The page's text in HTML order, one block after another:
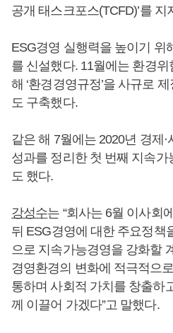
공개 태스크포스(TCFD)’를
ESG경영 실행력을 높이기 위
를 신설했다. 11월에는 환경
해 ‘환경경영규정’을 사규로
도 구축했다.
같은 해 7월에는 2020년 경제
성과를 정리한 첫 번째 지속
도 했다.
강성수는 “회사는 6월 이사회
뒤 ESG경영에 대한 주요정책
으로 지속가능경영을 강화할
경영환경의 변화에 적극적으
통하며 사회적 가치를 창출하
께 이끌어 가겠다”고 말했다.